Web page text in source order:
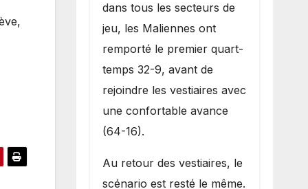
dans tous les secteurs de
jeu, les Maliennes ont
remporté le premier quart-
temps 32-9, avant de
rejoindre les vestiaires avec
une confortable avance
(64-16).
Au retour des vestiaires, le
scénario est resté le même.